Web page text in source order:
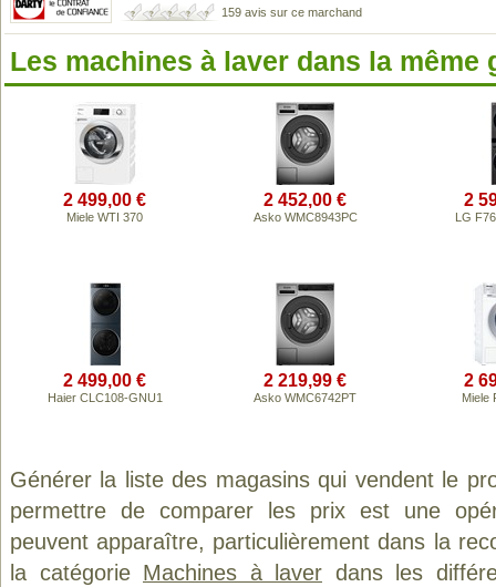
159 avis sur ce marchand
Les machines à laver dans la même
2 499,00 €
Miele WTI 370
2 452,00 €
Asko WMC8943PC
2
LG
2 499,00 €
Haier CLC108-GNU1
2 219,99 €
Asko WMC6742PT
2
Miele
Générer la liste des magasins qui vendent le
permettre de comparer les prix est une
peuvent apparaître, particulièrement dans la
la catégorie Machines à laver dans les